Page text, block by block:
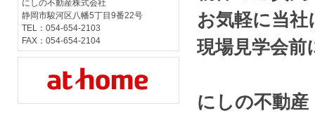
お気軽に当
現場見学会前
にしの不動
にしの不動産株式会社
静岡市駿河区八幡5丁目9番22号
TEL：054-654-2103
FAX：054-654-2104